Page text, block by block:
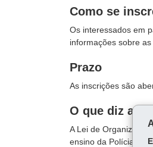
Como se
Os interessados em
informações sobre
Prazo
As inscrições são
O que diz a lei
A Lei de Organização
ensino da Polícia